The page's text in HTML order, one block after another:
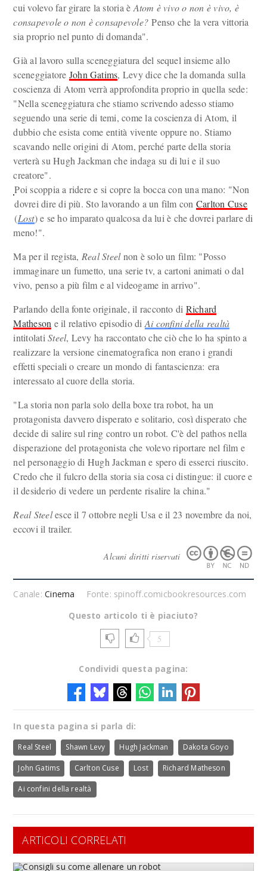
cui volevo far girare la storia è Atom è vivo o non è vivo, è
consapevole o non è consapevole? Penso che la vera vittoria
sia proprio nel punto di domanda".
Già al lavoro sulla sceneggiatura del sequel insieme allo
sceneggiatore John Gatims, Levy dice che la domanda sulla
coscienza di Atom verrà approfondita proprio in quella sede:
"Nella sceneggiatura che stiamo scrivendo adesso stiamo
seguendo una serie di temi, come la coscienza di Atom, il
dubbio che esista come entità vivente oppure no. Stiamo
scavando nelle origini di Atom, perché parte della storia
verterà su Hugh Jackman che indaga su di lui e il suo
creatore".
Poi scoppia a ridere e si copre la bocca con una mano: "Non
dovrei dire di più. Sto lavorando a un film con Carlton Cuse
(Lost) e se ho imparato qualcosa da lui è che dovrei parlare di
meno!".
Ma per il regista, Real Steelnon è solo un film: "Posso
immaginare un fumetto, una serie tv, a cartoni animati o dal
vivo, penso a più film e al videogame in arrivo".
Parlando della fonte originale, il racconto di Richard
Matheson e il relativo episodio di Ai confini della realtà
intitolatiSteel, Levy ha raccontato che ciò che lo ha spinto a
realizzare la versione cinematografica non erano i grandi
effetti speciali o creare un mondo di fantascienza: era
interessato al cuore della storia.
"La storia non parla solo della boxe tra robot, ha un
protagonista davvero disperato e solitario, così disperato che
decide di salire sul ring contro un robot. C'è del pathos nella
disperazione del protagonista che volevo riportare nel film e
nel personaggio di Hugh Jackman e spero di esserci riuscito.
Credo che il fulcro della storia sia cosa ci distingue: il cuore e
il desiderio di vedere un perdente risalire la china."
Real Steelesce il 7 ottobre negli Usa e il 23 novembre da noi,
eccovi il trailer.
Alcuni diritti riservati
Canale:Cinema
Fonte: spinoff.comicbookresources.com
Questo articolo ti è piaciuto?
5
Condividi questa pagina:
In questa pagina si parla di:
Real Steel Shawn Levy Hugh Jackman Dakota Goyo
John Gatims Carlton Cuse Lost Richard Matheson
Ai confini della realtà
ARTICOLI CORRELATI